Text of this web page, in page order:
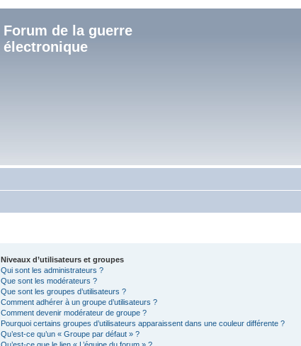
Forum de la guerre
électronique
Niveaux d’utilisateurs et groupes
Qui sont les administrateurs ?
Que sont les modérateurs ?
Que sont les groupes d’utilisateurs ?
Comment adhérer à un groupe d’utilisateurs ?
Comment devenir modérateur de groupe ?
Pourquoi certains groupes d’utilisateurs apparaissent dans une couleur différente ?
Qu’est-ce qu’un « Groupe par défaut » ?